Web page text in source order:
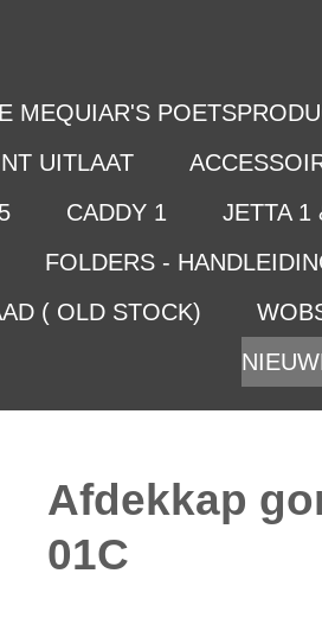
MEQUIAR'S
UITLAAT
CADDY 1 JETTA 1
FOLDERS -
( OLD STOCK)
Afdekkap
01C